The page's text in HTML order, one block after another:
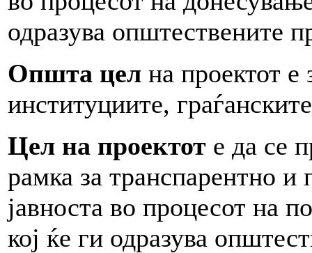
одразува општествените
Општа цел на проектот е
институциите,
Цел на проектот е да се
рамка за транспарентно
јавноста во процесот на
кој ќе ги одразува